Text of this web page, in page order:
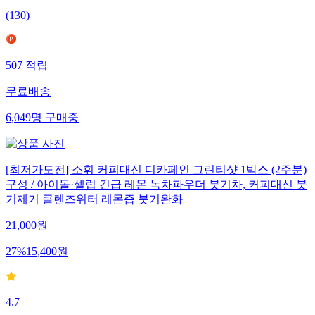
(130)
507적립
무료배송
6,049명구매중
[최저가도전] 소휘 커피대신 디카페인 그린티샷 1박스 (2주분)
구성 / 아이돌·셀럽 긴급 레몬 녹차파우더 붓기차, 커피대신 붓
기제거 클렌즈워터 레몬즙 붓기완화
21,000원
27%15,400원
4.7